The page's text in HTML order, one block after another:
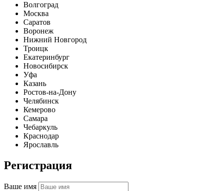
Волгоград
Москва
Саратов
Воронеж
Нижний Новгород
Троицк
Екатеринбург
Новосибирск
Уфа
Казань
Ростов-на-Дону
Челябинск
Кемерово
Самара
Чебаркуль
Краснодар
Ярославль
Регистрация
Ваше имя